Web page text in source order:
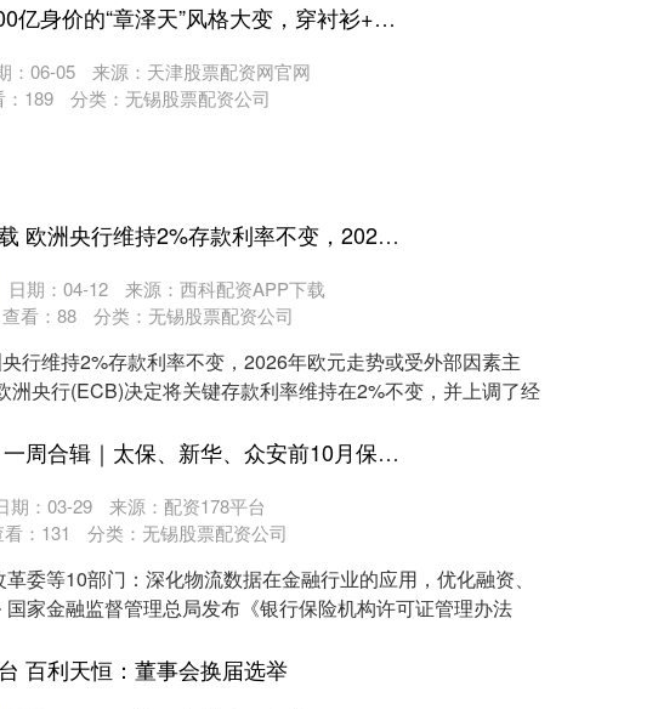
塞上贷配资 600亿身价的“章泽天”风格大变，穿衬衫+牛仔裤，一看就是有钱人
：06-05
来源：天津股票配资网官网
189 分类： 无锡股票配资公司
传金所APP下载 欧洲央行维持2%存款利率不变，2026年欧元走势或受外部因素主导
日期：04-12
来源：西科配资APP下载
查看： 88 分类： 无锡股票配资公司
央行维持2%存款利率不变，2026年欧元走势或受外部因素主
洲央行(ECB)决定将关键存款利率维持在2%不变，并上调了经
策略联盟平台 一周合辑｜太保、新华、众安前10月保费收入出炉；青海银行迎新董事长、行长、副行长
期：03-29
来源：配资178平台
： 131 分类： 无锡股票配资公司
委等10部门：深化物流数据在金融行业的应用，优化融资、
家金融监督管理总局发布《银行保险机构许可证管理办法
百利天恒：董事会换届选举